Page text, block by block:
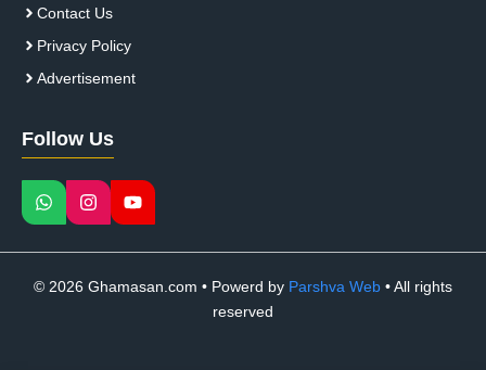
Contact Us
Privacy Policy
Advertisement
Follow Us
© 2026 Ghamasan.com • Powerd by Parshva Web • All rights
reserved